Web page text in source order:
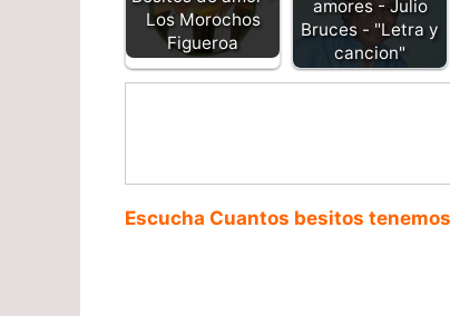
Los Morochos
Figueroa
amores - Julio
Bruces - "Letra y
cancion"
Escucha Cuantos besitos